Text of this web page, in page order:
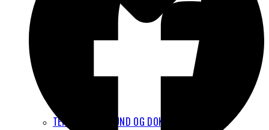
TEKNISK BAGGRUND OG DOKUMENTATION